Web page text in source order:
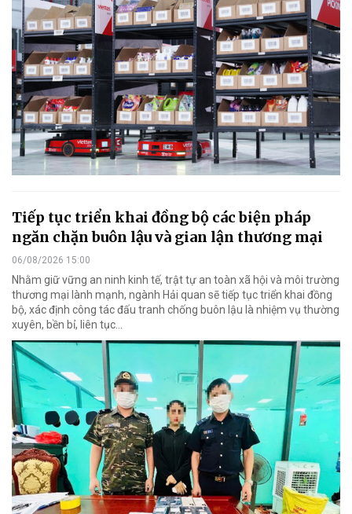
Tiếp tục triển khai đồng bộ các biện pháp
ngăn chặn buôn lậu và gian lận thương mại
06/08/2026 15:00
Nhằm giữ vững an ninh kinh tế, trật tự an toàn xã hội và môi trường
thương mại lành mạnh, ngành Hải quan sẽ tiếp tục triển khai đồng
bộ, xác định công tác đấu tranh chống buôn lậu là nhiệm vụ thường
xuyên, bền bỉ, liên tục…